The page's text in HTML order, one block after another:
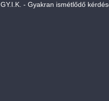
GY.I.K. - Gyakran ismétlődő